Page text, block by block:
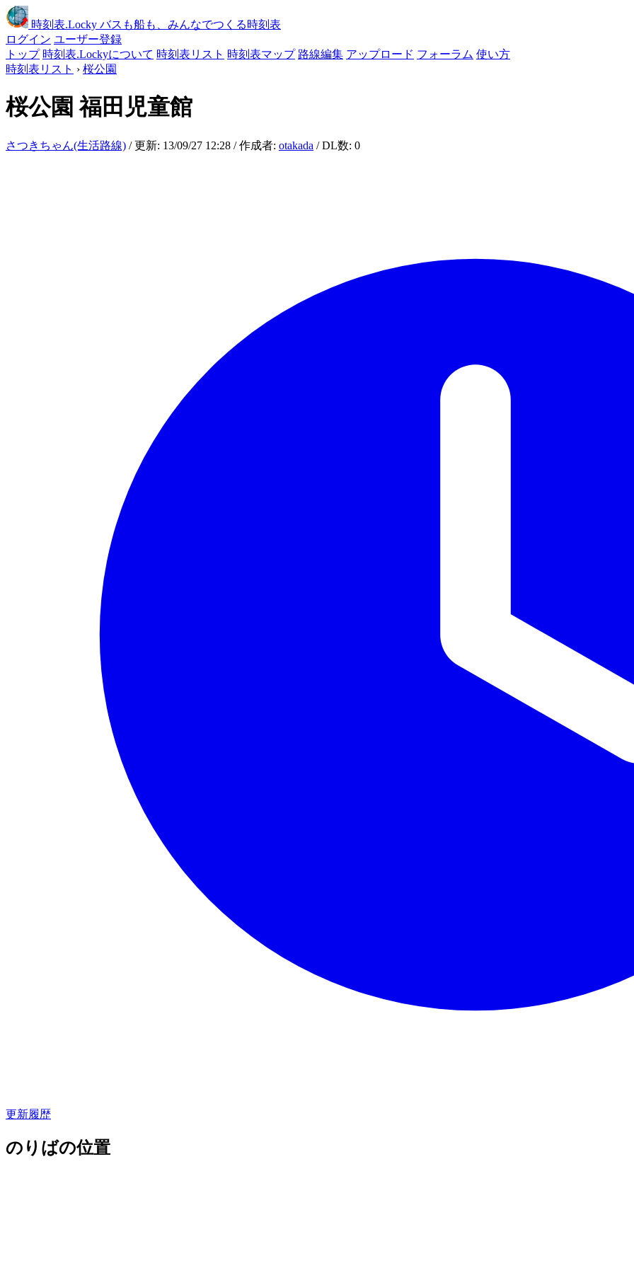
時刻表.Locky バスも船も、みんなでつくる時刻表
ログイン ユーザー登録
トップ 時刻表.Lockyについて 時刻表リスト 時刻表マップ 路線編集 アップロード フォーラム 使い方
時刻表リスト › 桜公園
桜公園福田児童館
さつきちゃん(生活路線) / 更新: 13/09/27 12:28 / 作成者: otakada / DL数: 0
更新履歴
のりばの位置